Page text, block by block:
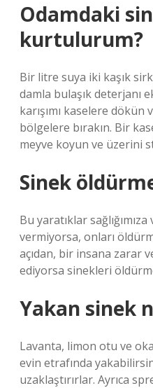
Odamdaki
kurtulurum?
Bir litre suya iki kaşık
damla bulaşık deterjanı
karışımı kaselere
bölgelere bırakın. Bir
meyve koyun ve üzerini
Sinek
Bu yaratıklar
vermiyorsa, onları
açıdan, bir insana zarar
ediyorsa sinekleri
Yakan sinek
Lavanta, limon otu ve
evin etrafında
uzaklaştırırlar. Ayrıca